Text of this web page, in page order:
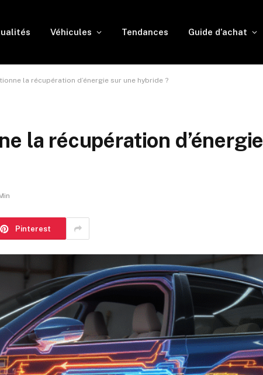
Véhicules Tendances Guide d’achat
la récupération d’énergie sur une hybride ?
la récupération d’énergie
Pinterest